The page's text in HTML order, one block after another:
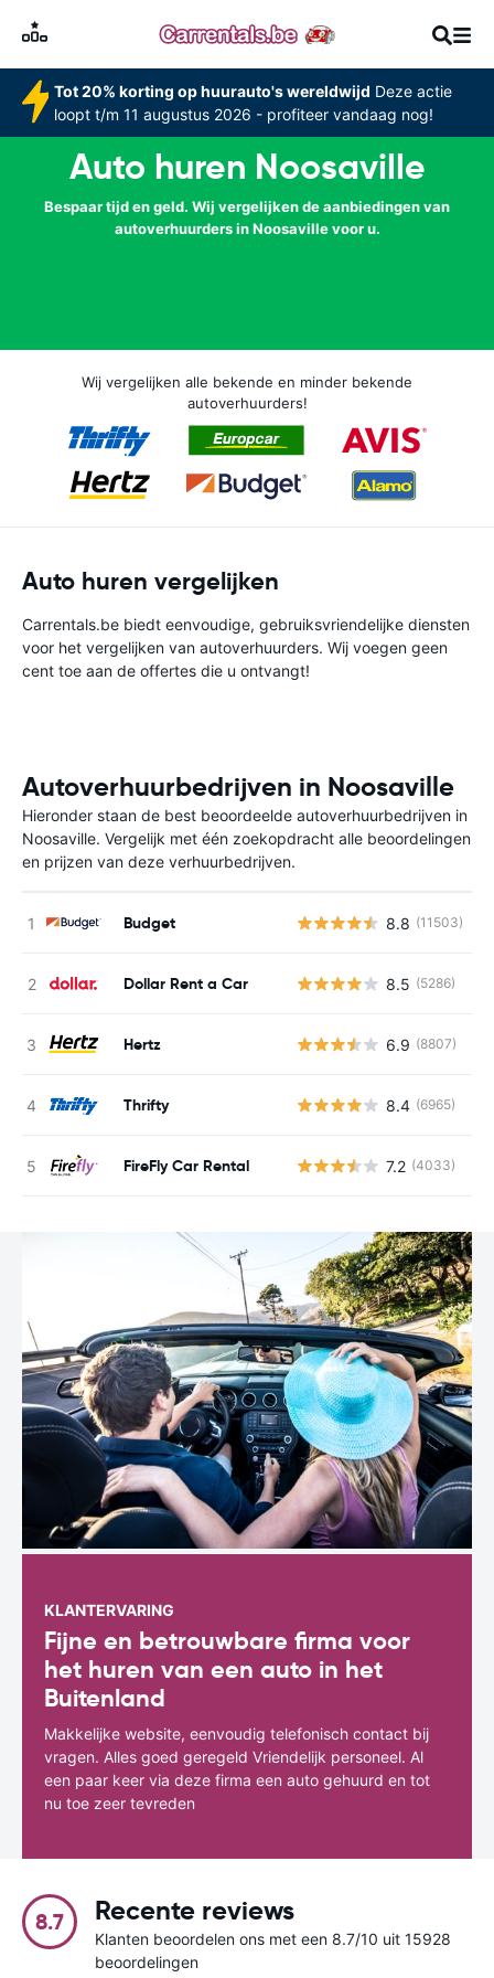
Tot 20% korting op huurauto's wereldwijd Deze actie
loopt t/m 11 augustus 2026 - profiteer vandaag nog!
Auto huren Noosaville
Bespaar tijd en geld. Wij vergelijken de aanbiedingen van
autoverhuurders in Noosaville voor u.
Wij vergelijken alle bekende en minder bekende
autoverhuurders!
Auto huren vergelijken
Carrentals.be biedt eenvoudige, gebruiksvriendelijke diensten
voor het vergelijken van autoverhuurders. Wij voegen geen
cent toe aan de offertes die u ontvangt!
Autoverhuurbedrijven in Noosaville
Hieronder staan de best beoordeelde autoverhuurbedrijven in
Noosaville. Vergelijk met één zoekopdracht alle beoordelingen
en prijzen van deze verhuurbedrijven.
Budget 8.8 (11503)
Dollar Rent a Car 8.5 (5286)
Hertz 6.9 (8807)
Thrifty 8.4 (6965)
FireFly Car Rental 7.2 (4033)
KLANTERVARING
Fijne en betrouwbare firma voor
het huren van een auto in het
Buitenland
Makkelijke website, eenvoudig telefonisch contact bij
vragen. Alles goed geregeld Vriendelijk personeel. Al
een paar keer via deze firma een auto gehuurd en tot
nu toe zeer tevreden
8.7 Recente reviews
Klanten beoordelen ons met een 8.7/10 uit 15928
beoordelingen